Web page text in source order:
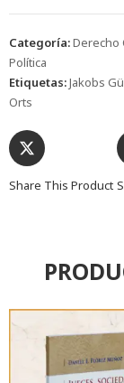
Categoría:Derecho
Política
Etiquetas:Jakobs
Orts
Share This Product